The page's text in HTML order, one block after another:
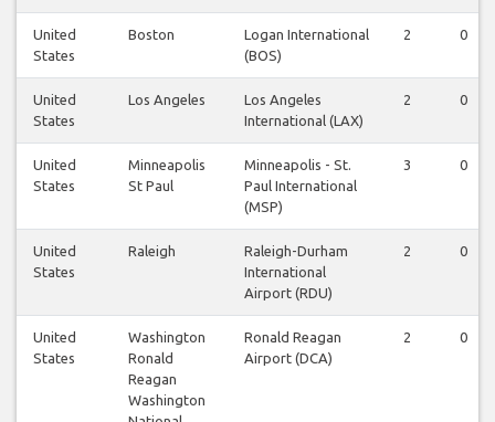
United
States
Boston
Logan International
(BOS)
2 0
United
States
Los Angeles
Los Angeles
International (LAX)
2 0
United
States
Minneapolis
St Paul
Minneapolis - St.
Paul International
(MSP)
3 0
United
States
Raleigh
Raleigh-Durham
International
Airport (RDU)
2 0
United
States
Washington
Ronald
Reagan
Washington
Ronald Reagan
Airport (DCA)
2 0